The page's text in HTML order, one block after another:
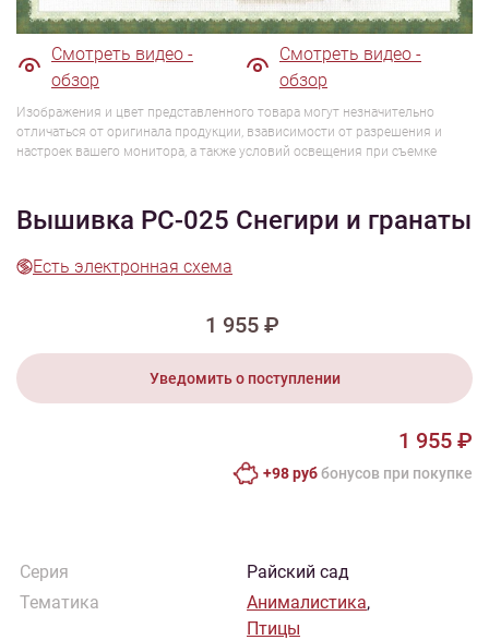
Смотреть видео -
обзор
Смотреть видео -
обзор
Изображения и цвет представленного товара могут незначительно
отличаться от оригинала продукции, взависимости от разрешения и
настроек вашего монитора, а также условий освещения при съемке
Вышивка РС-025 Снегири и гранаты
Есть электронная схема
1 955 ₽
Уведомить о поступлении
1 955 ₽
+98 руббонусов при покупке
Серия
Райский сад
Тематика
Анималистика,
Птицы